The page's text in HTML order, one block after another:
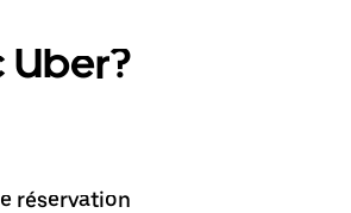
Uber?
réservation